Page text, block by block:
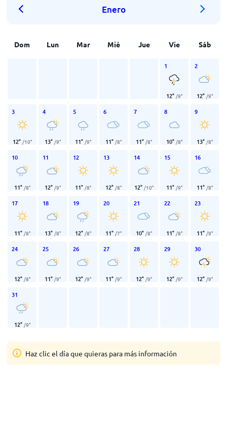
Enero
Dom Lun Mar Mié Jue Vie Sáb
1
12° /9°
2
12° /9°
3
12° /10°
4
13° /9°
5
11° /9°
6
11° /8°
7
11° /8°
8
10° /8°
9
13° /8°
10
11° /8°
11
12° /9°
12
11° /8°
13
12° /8°
14
12° /10°
15
11° /9°
16
11° /8°
17
11° /8°
18
13° /8°
19
12° /8°
20
11° /7°
21
10° /8°
22
11° /8°
23
11° /9°
24
12° /8°
25
11° /9°
26
12° /9°
27
11° /9°
28
12° /9°
29
12° /9°
30
12° /9°
31
12° /9°
Haz clic el día que quieras para más información